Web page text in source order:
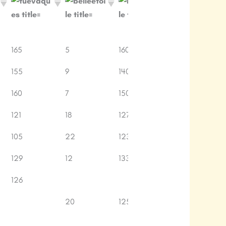
Pts. Cls. Pts.
165 5 160
155 9 140
160 7 150
121 18 127
105 22 123
129 12 133
126
20 125